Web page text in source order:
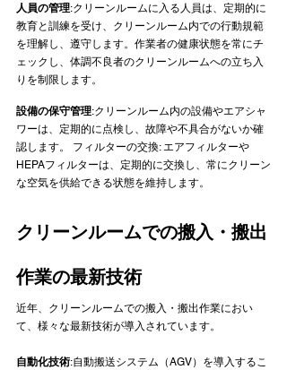
人員の管理:クリーンルームに入る人員は、定期的に
教育と訓練を受け、クリーンルーム内での行動規範
を理解し、遵守します。作業者の健康状態を常にチ
ェックし、体調不良者のクリーンルームへの立ち入
りを制限します。
設備の保守管理:クリーンルーム内の設備やエアシャ
ワーは、定期的に点検し、故障や不具合がないか確
認します。 フィルターの交換: エアフィルターや
HEPAフィルターは、定期的に交換し、常にクリーン
な空気を供給できる状態を維持します。
クリーンルームでの搬入・搬出
作業の最新技術
近年、クリーンルームでの搬入・搬出作業におい
て、様々な最新技術が導入されています。
自動化技術:自動搬送システム（AGV）を導入するこ